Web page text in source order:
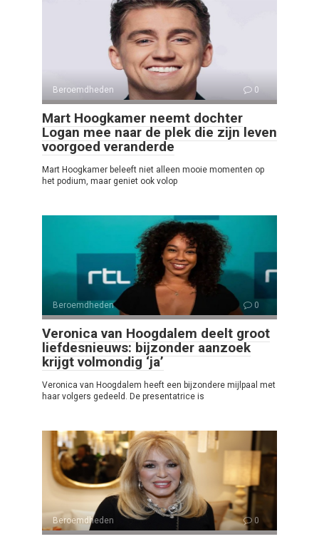
Beroemdheden 0
Mart Hoogkamer neemt dochter
Logan mee naar de plek die zijn leven
voorgoed veranderde
Mart Hoogkamer beleeft niet alleen mooie momenten op
het podium, maar geniet ook volop
Beroemdheden 0
Veronica van Hoogdalem deelt groot
liefdesnieuws: bijzonder aanzoek
krijgt volmondig ‘ja’
Veronica van Hoogdalem heeft een bijzondere mijlpaal met
haar volgers gedeeld. De presentatrice is
Beroemdheden 0